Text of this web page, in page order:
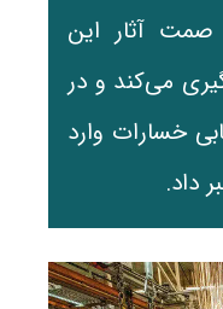
صمت آثار این
می‌کند و در
خسارات وارد
داد.